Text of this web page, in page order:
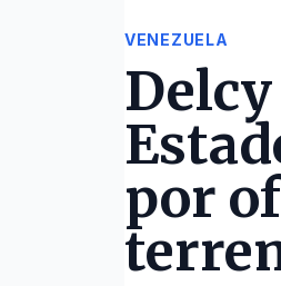
VENEZUELA
por